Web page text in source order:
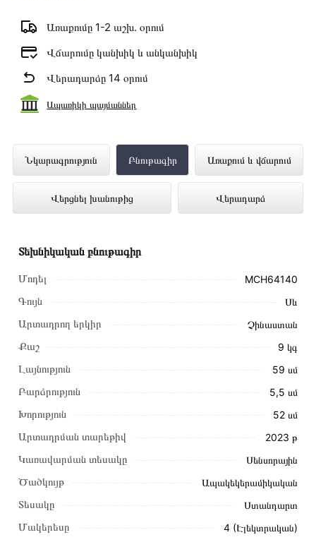
Առաքումը 1-2 աշխ․ օրում
Վճարումը կանխիկ և անկանխիկ
Վերադարձը 14 օրում
Ապառիկի պայմաններ
Նկարագրություն Բնութագիր Առաքում և վճարում
Վերցնել խանութից Վերադարձ
Ներկառուցվող սալօջախ MIDEA
MCH64140 ներկայացված է Technomix
առցանց խանութում լավագույն գնով 118
Այս ապրանքը գնելու համար սեղմեք
զամբյուղին»
«Արագ պատվեր»
կոճակը:
Կարող եք նաև պատվիրել՝ զանգահարելով կայքում նշված
կոնտակտային համարներին։
Տեխնիկական բնութագիր
Մոդել MCH64140
Գույն Սև
Արտադրող երկիր Չինաստան
Քաշ 9 կգ
Լայնություն 59 սմ
Բարձրություն 5,5 սմ
Խորություն 52 սմ
Արտադրման տարեթիվ 2023 թ
Կառավարման տեսակը Սենսորային
Ծածկույթ Ապակեկերամիկական
Տեսակը Ստանդարտ
Մակերեսը 4 (Էլեկտրական)